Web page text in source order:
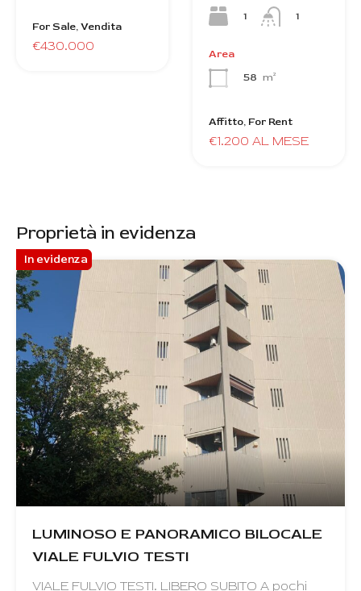
For Sale, Vendita
€430.000
1
1
Area
58 m²
Affitto, For Rent
€1.200 AL MESE
Proprietà in evidenza
In evidenza
LUMINOSO E PANORAMICO BILOCALE
VIALE FULVIO TESTI
VIALE FULVIO TESTI. LIBERO SUBITO A pochi